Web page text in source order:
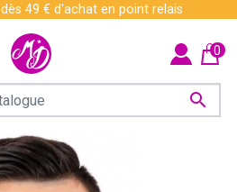
dès 49 € d'achat en point relais

0